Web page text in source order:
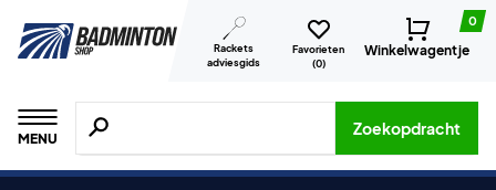
Rackets
adviesgids
Favorieten
(0)
0
Winkelwagentje
MENU
Zoeken naar producten, merken etc.
Zoekopdracht